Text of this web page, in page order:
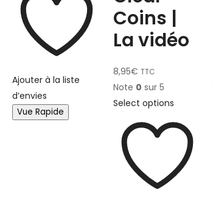
Ajouter à la liste
d’envies
Vue Rapide
Coins |
La vidéo
8,95€ TTC
Note 0 sur 5
Select options